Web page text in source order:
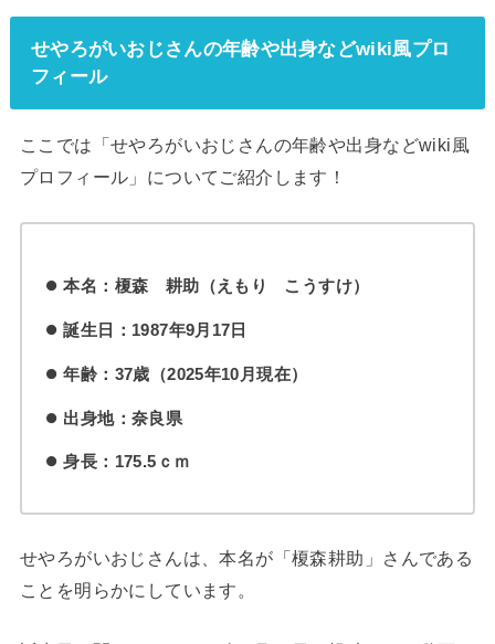
せやろがいおじさんの年齢や出身などwiki風プロ
フィール
ここでは「せやろがいおじさんの年齢や出身などwiki風
プロフィール」についてご紹介します！
本名：榎森 耕助（えもり こうすけ）
誕生日：1987年9月17日
年齢：37歳（2025年10 月現在）
出身地：奈良県
身長：175.5ｃｍ
せやろがいおじさんは、本名が「榎森耕助」さんである
ことを明らかにしています。